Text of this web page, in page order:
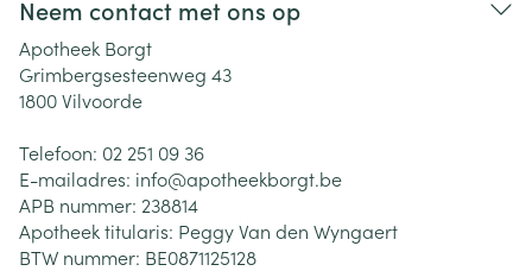
Neem contact met ons op
Apotheek Borgt
Grimbergsesteenweg 43
1800Vilvoorde
Telefoon: 02 251 09 36
E-mailadres: info@apotheekborgt.be
APB nummer: 238814
Apotheek titularis: Peggy Van den Wyngaert
BTW nummer: BE0871125128